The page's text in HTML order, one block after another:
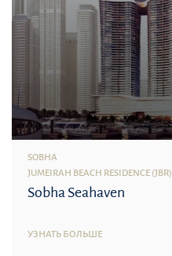
SOBHA
JUMEIRAH BEACH RESIDENCE (JBR)
Sobha Seahaven
УЗНАТЬ БОЛЬШЕ